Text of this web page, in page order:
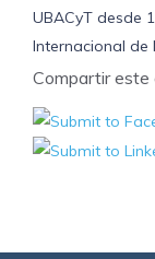
UBACyT desde
Internacional de
Compartir este